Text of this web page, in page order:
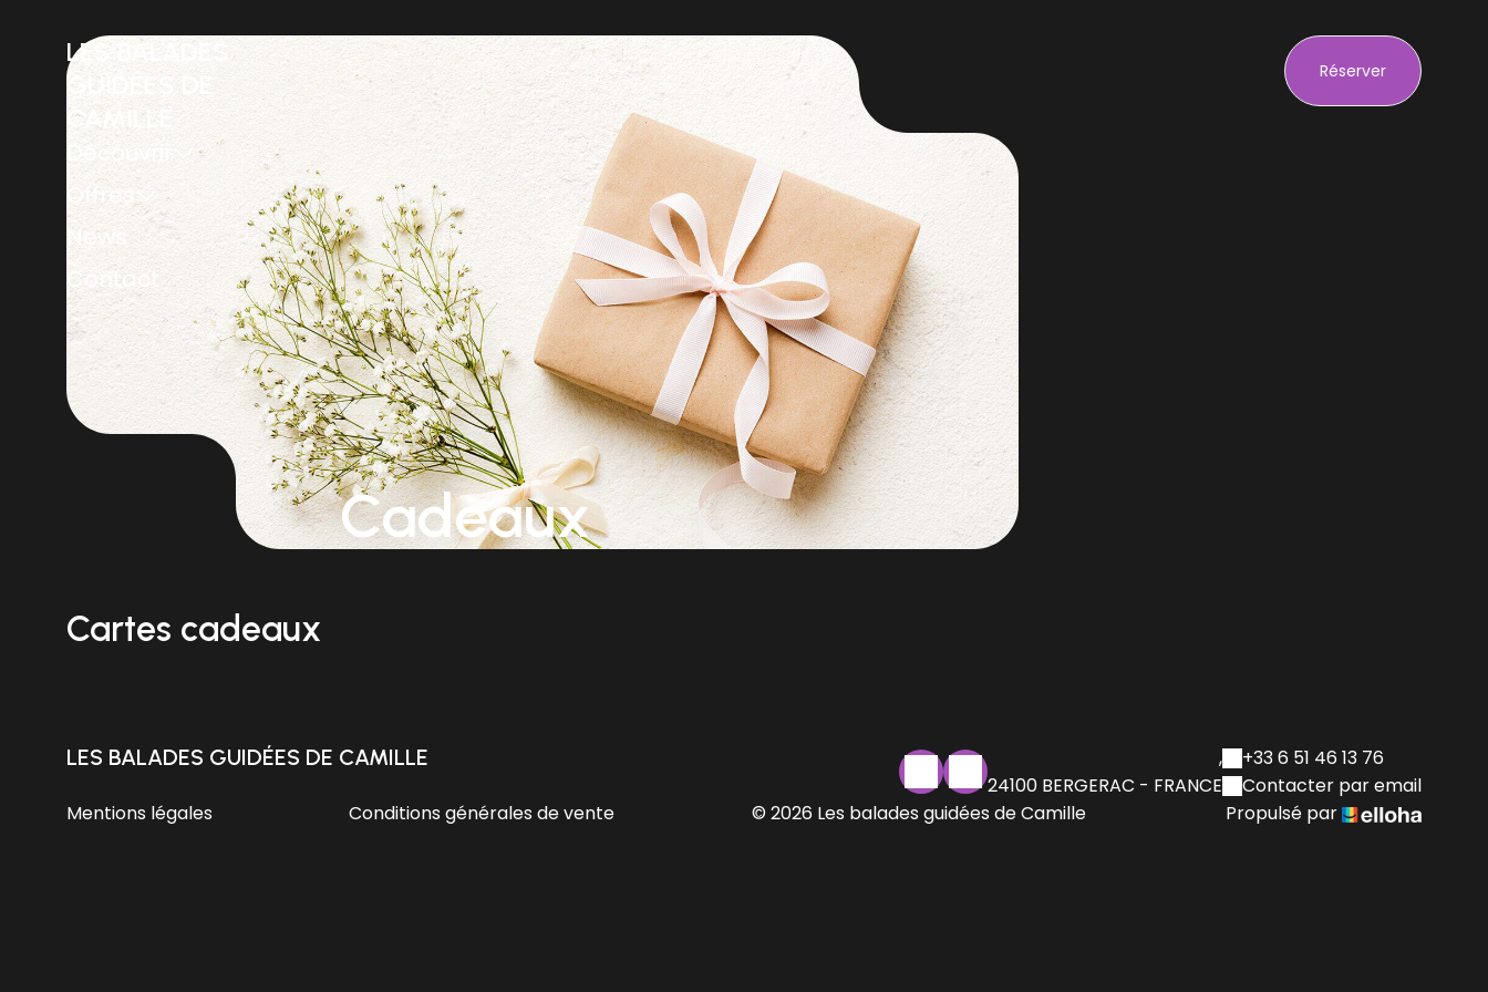
LES BALADES
GUIDÉES DE
CAMILLE
Découvrir
Offres
News
Contact
Réserver
Cadeaux
Cartes cadeaux
LES BALADES GUIDÉES DE CAMILLE
,
24100 BERGERAC - FRANCE
+33 6 51 46 13 76
Contacter par email
Mentions légales
Conditions générales de vente © 2026 Les balades guidées de Camille Propulsé par